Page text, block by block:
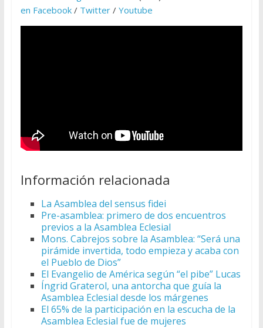
en Facebook/ Twitter/ Youtube
Información relacionada
La Asamblea del sensus fidei
Pre-asamblea: primero de dos encuentros
previos a la Asamblea Eclesial
Mons. Cabrejos sobre la Asamblea: “Será una
pirámide invertida, todo empieza y acaba con
el Pueblo de Dios”
El Evangelio de América según “el pibe” Lucas
Íngrid Graterol, una antorcha que guía la
Asamblea Eclesial desde los márgenes
El 65% de la participación en la escucha de la
Asamblea Eclesial fue de mujeres